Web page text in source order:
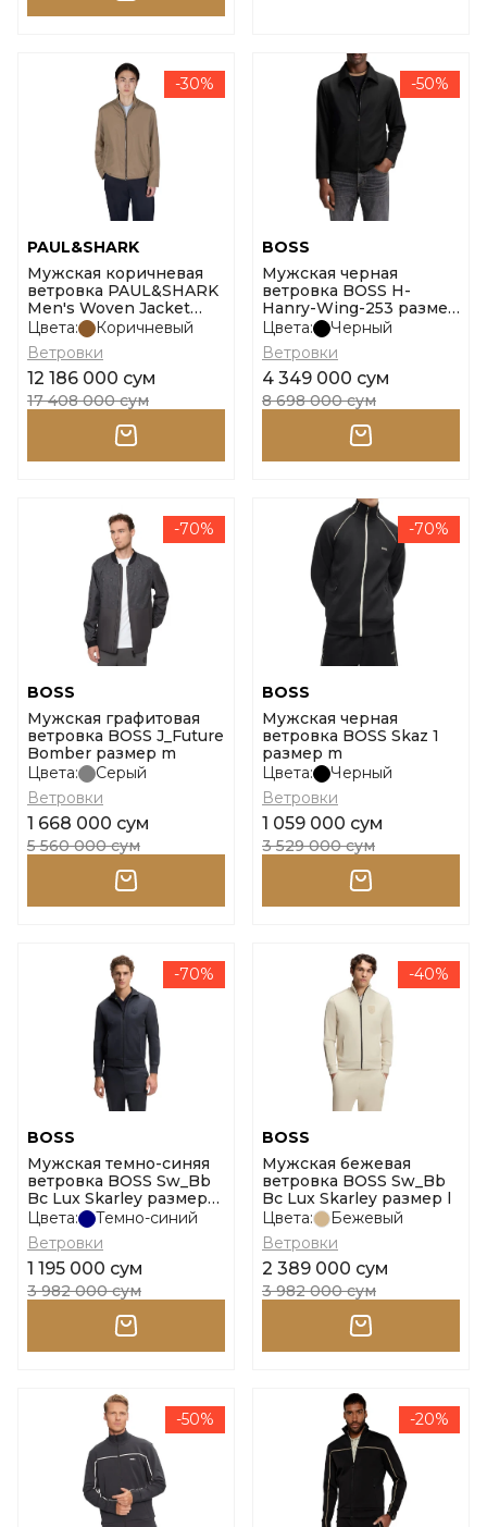
-30%
PAUL&SHARK
Мужская коричневая
ветровка PAUL&SHARK
Men's Woven Jacket
размер l
Цвета:
Коричневый
Ветровки
12 186 000 сум
17 408 000 сум
-50%
BOSS
Мужская черная
ветровка BOSS H-
Hanry-Wing-253 размер
54
Цвета:
Черный
Ветровки
4 349 000 сум
8 698 000 сум
-70%
BOSS
Мужская графитовая
ветровка BOSS J_Future
Bomber размер m
Цвета:
Серый
Ветровки
1 668 000 сум
5 560 000 сум
-70%
BOSS
Мужская черная
ветровка BOSS Skaz 1
размер m
Цвета:
Черный
Ветровки
1 059 000 сум
3 529 000 сум
-70%
BOSS
Мужская темно-синяя
ветровка BOSS Sw_Bb
Bc Lux Skarley размер
m
Цвета:
Темно-синий
Ветровки
1 195 000 сум
3 982 000 сум
-40%
BOSS
Мужская бежевая
ветровка BOSS Sw_Bb
Bc Lux Skarley размер l
Цвета:
Бежевый
Ветровки
2 389 000 сум
3 982 000 сум
-50% -20%